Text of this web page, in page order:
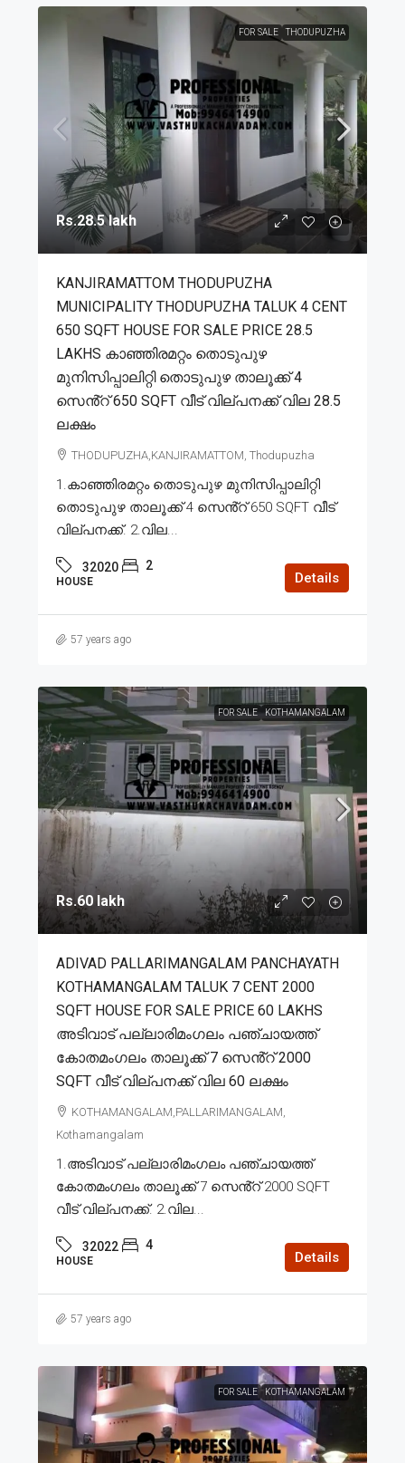
FOR SALE THODUPUZHA
Rs.28.5 lakh
KANJIRAMATTOM THODUPUZHA
MUNICIPALITY THODUPUZHA TALUK 4 CENT
650 SQFT HOUSE FOR SALE PRICE 28.5
LAKHS കാഞ്ഞിരമറ്റം തൊടുപുഴ
മുനിസിപ്പാലിറ്റി തൊടുപുഴ താലൂക്ക് 4
സെൻ്റ് 650 SQFT വീട് വില്പനക്ക് വില 28.5
ലക്ഷം
THODUPUZHA,KANJIRAMATTOM, Thodupuzha
1.കാഞ്ഞിരമറ്റം തൊടുപുഴ മുനിസിപ്പാലിറ്റി
തൊടുപുഴ താലൂക്ക് 4 സെൻ്റ് 650 SQFT വീട്
വില്പനക്ക്. 2.വില...
32020 2
HOUSE Details
57 years ago
FOR SALE KOTHAMANGALAM
Rs.60 lakh
ADIVAD PALLARIMANGALAM PANCHAYATH
KOTHAMANGALAM TALUK 7 CENT 2000
SQFT HOUSE FOR SALE PRICE 60 LAKHS
അടിവാട് പല്ലാരിമംഗലം പഞ്ചായത്ത്
കോതമംഗലം താലൂക്ക് 7 സെൻ്റ് 2000
SQFT വീട് വില്പനക്ക് വില 60 ലക്ഷം
KOTHAMANGALAM,PALLARIMANGALAM,
Kothamangalam
1.അടിവാട് പല്ലാരിമംഗലം പഞ്ചായത്ത്
കോതമംഗലം താലൂക്ക് 7 സെൻ്റ് 2000 SQFT
വീട് വില്പനക്ക്. 2.വില...
32022 4
HOUSE Details
57 years ago
FOR SALE KOTHAMANGALAM